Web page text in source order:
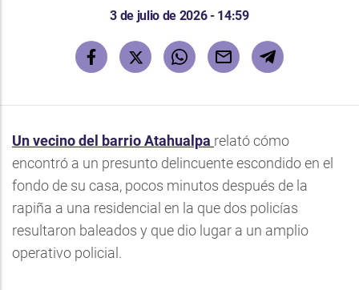
3 de julio de 2026 - 14:59
Un vecino del barrio Atahualpa relató cómo
encontró a un presunto delincuente escondido en el
fondo de su casa, pocos minutos después de la
rapiña a una residencial en la que dos policías
resultaron baleados y que dio lugar a un amplio
operativo policial.